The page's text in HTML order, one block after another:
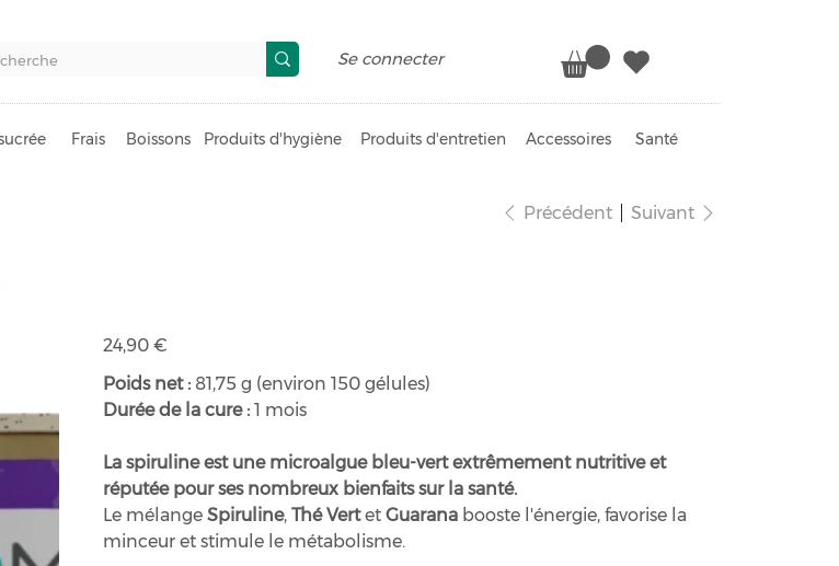
Frais Boissons Produits d'hygiène Produits d'entretien Accessoires Santé
Se connecter
Précédent Suivant
Prix
24,90 €
Poids net : 81,75 g (environ 150 gélules)
Durée de la cure : 1 mois
La spiruline est une microalgue bleu-vert extrêmement nutritive et
réputée pour ses nombreux bienfaits sur la santé.
Le mélange Spiruline, Thé Vertet Guarana booste l'énergie, favorise la
minceur et stimule le métabolisme.